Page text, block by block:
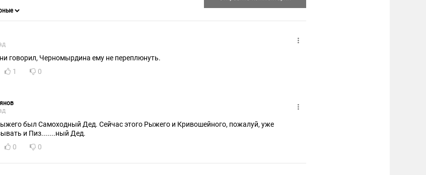
Что бы он ни говорил, Черномырдина ему не переплюнуть.
1 0
был Самоходный Дед. Сейчас этого Рыжего и Кривошейного, пожалуй, уже
называть и Пиз.......ный Дед.
0 0